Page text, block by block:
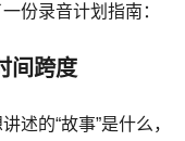
份录音计划指南：
间跨度
述的“故事”是什么，